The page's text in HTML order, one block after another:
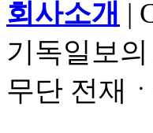
회사소개 |
기독일보
무단 전재